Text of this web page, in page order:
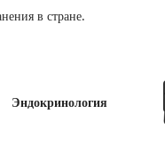
в стране.
Эндокринология